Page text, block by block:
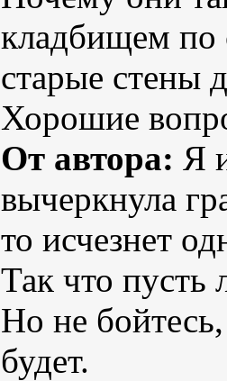
кладбищем по
старые стены
Хорошие
От автора: Я
вычеркнула
то исчезнет
Так что пусть
Но не
будет.